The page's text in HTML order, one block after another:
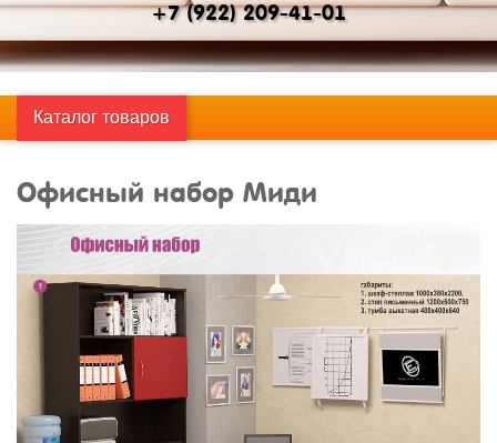
+7 (922) 209-41-01
Каталог товаров
Офисный набор Миди